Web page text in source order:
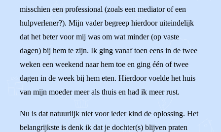
misschien een professional (zoals een mediator of een
hulpverlener?). Mijn vader begreep hierdoor uiteindelijk
dat het beter voor mij was om wat minder (op vaste
dagen) bij hem te zijn. Ik ging vanaf toen eens in de twee
weken een weekend naar hem toe en ging één of twee
dagen in de week bij hem eten. Hierdoor voelde het huis
van mijn moeder meer als thuis en had ik meer rust.
Nu is dat natuurlijk niet voor ieder kind de oplossing. Het
belangrijkste is denk ik dat je dochter(s) blijven praten